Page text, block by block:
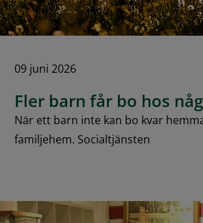
09 juni 2026
Fler barn får bo hos
När ett barn inte kan bo kvar
familjehem. Socialtjänsten